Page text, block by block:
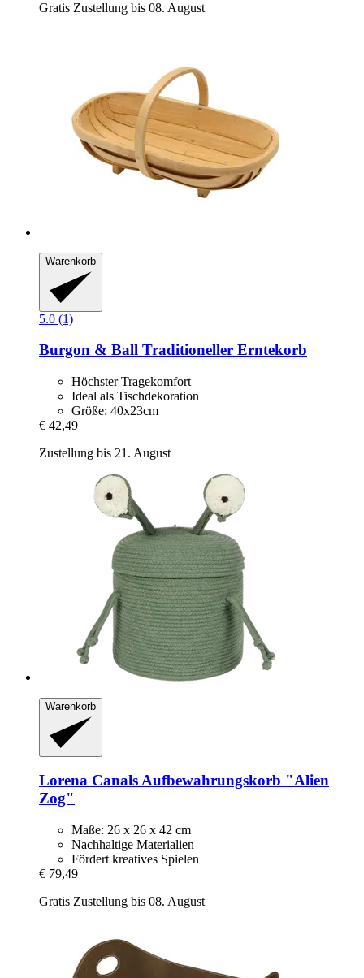
Gratis Zustellung bis 08. August
Warenkorb
5.0 (1)
Burgon & Ball Traditioneller Erntekorb
Höchster Tragekomfort
Ideal als Tischdekoration
Größe: 40x23cm
€ 42,49
Zustellung bis 21. August
Warenkorb
Lorena CanalsAufbewahrungskorb "Alien
Zog"
Maße: 26 x 26 x 42 cm
Nachhaltige Materialien
Fördert kreatives Spielen
€ 79,49
Gratis Zustellung bis 08. August